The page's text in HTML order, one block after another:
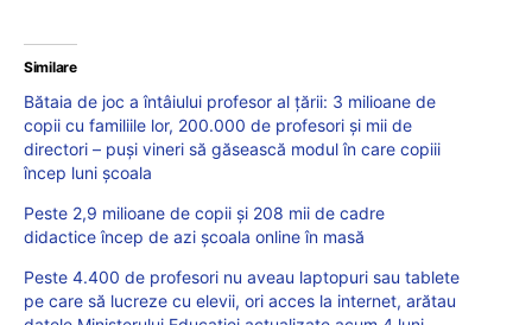
Similare
Bătaia de joc a întâiului profesor al țării: 3 milioane de
copii cu familiile lor, 200.000 de profesori și mii de
directori – puși vineri să găsească modul în care copiii
încep luni școala
Peste 2,9 milioane de copii și 208 mii de cadre
didactice încep de azi școala online în masă
Peste 4.400 de profesori nu aveau laptopuri sau tablete
pe care să lucreze cu elevii, ori acces la internet, arătau